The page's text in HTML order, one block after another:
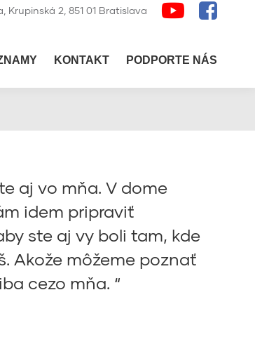
Krupinská 2, 851 01 Bratislava
KONTAKT PODPORTE NÁS
aj vo mňa. V dome
idem pripraviť
ste aj vy boli tam, kde
Akože môžeme poznať
cezo mňa. “